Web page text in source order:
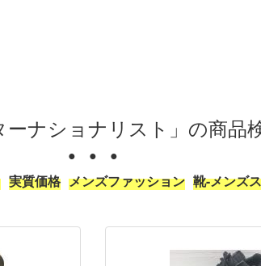
ーナショナリスト」の商品
● ● ●
実質価格 メンズファッション 靴-メンズ